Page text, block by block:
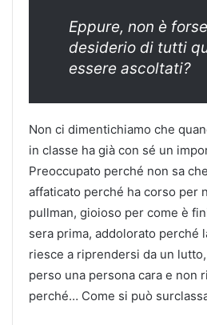
Eppure, non è
desiderio di tutti
essere ascoltati?
Non ci dimentichiamo che
in classe ha già con sé un
Preoccupato perché non sa
affaticato perché ha corso per
pullman, gioioso per come è
sera prima, addolorato perché
riesce a riprendersi da un
perso una persona cara e non
perché… Come si può